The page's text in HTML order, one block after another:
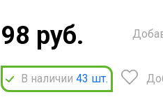
98 руб.
В наличии 43 шт.